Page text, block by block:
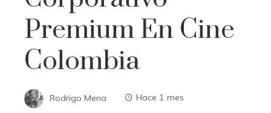
Premium En Cine
Colombia
Rodrigo Mena Hace 1 mes